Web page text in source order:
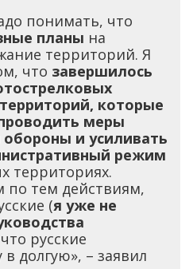
понимать, что
планы на
территорий. Я
что завершилось
которые
меры
и усиливать
режим
территориях.
тем действиям,
(я уже не
русские
долгую», – заявил